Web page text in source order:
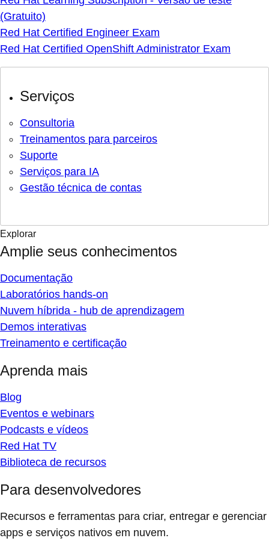
(Gratuito)
Red Hat Certified Engineer Exam
Red Hat Certified OpenShift Administrator Exam
Serviços
Consultoria
Treinamentos para parceiros
Suporte
Serviços para IA
Gestão técnica de contas
Explorar
Amplie seus conhecimentos
Documentação
Laboratórios hands-on
Nuvem híbrida - hub de aprendizagem
Demos interativas
Treinamento e certificação
Aprenda mais
Blog
Eventos e webinars
Podcasts e vídeos
Red Hat TV
Biblioteca de recursos
Para desenvolvedores
Recursos e ferramentas para criar, entregar e gerenciar
apps e serviços nativos em nuvem.